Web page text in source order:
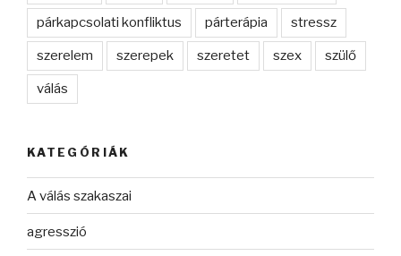
párkapcsolati konfliktus párterápia stressz
szerelem szerepek szeretet szex szülő
válás
KATEGÓRIÁK
A válás szakaszai
agresszió